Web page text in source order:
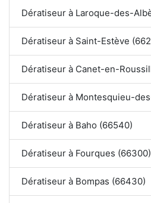
Dératiseur à Laroque-des-
Dératiseur à Saint-Estève
Dératiseur à Canet-en-
Dératiseur à Montesquieu-
Dératiseur à Baho (66540)
Dératiseur à Fourques (66300)
Dératiseur à Bompas (66430)